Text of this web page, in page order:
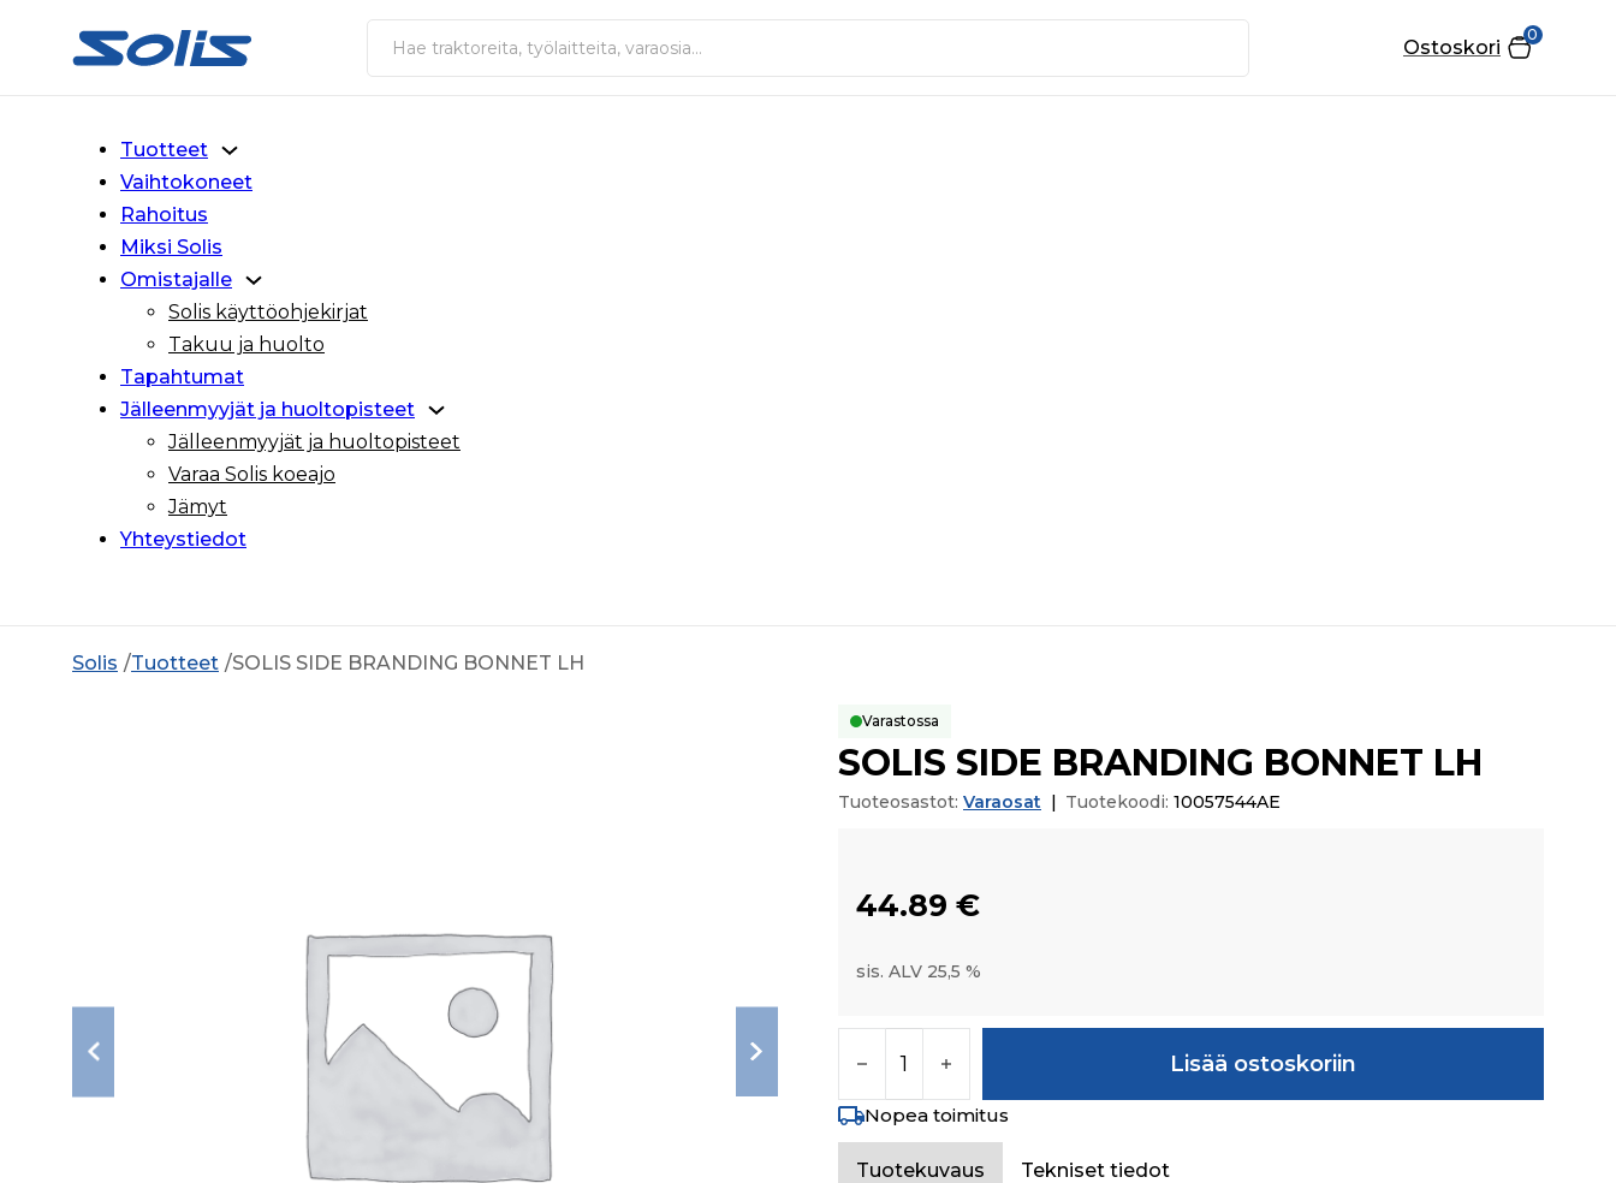
Siirry pääsisältöön
Siirry alatunnisteeseen
Haku
0
Ostoskori
Tuotteet
Vaihtokoneet
Rahoitus
Miksi Solis
Omistajalle
Solis käyttöohjekirjat
Takuu ja huolto
Tapahtumat
Jälleenmyyjät ja huoltopisteet
Jälleenmyyjät ja huoltopisteet
Varaa Solis koeajo
Jämyt
Yhteystiedot
Solis Tuotteet SOLIS SIDE BRANDING BONNET LH
Varastossa
SOLIS SIDE BRANDING BONNET LH
Tuoteosastot: Varaosat | Tuotekoodi: 10057544AE
44.89 €
sis. ALV 25,5 %
Lisää ostoskoriin
Nopea toimitus
Tuotekuvaus Tekniset tiedot